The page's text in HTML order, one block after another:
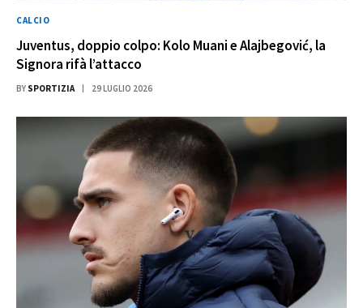
CALCIO
Juventus, doppio colpo: Kolo Muani e Alajbegović, la
Signora rifà l’attacco
BY SPORTIZIA 29 LUGLIO 2026